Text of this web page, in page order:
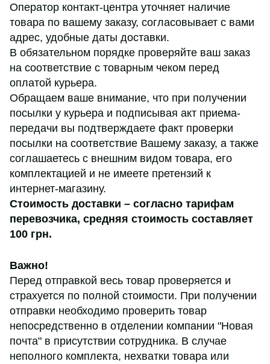
Оператор контакт-центра уточняет наличие
товара по вашему заказу, согласовывает с вами
адрес, удобные даты доставки.
В обязательном порядке проверяйте ваш заказ
на соответствие с товарным чеком перед
оплатой курьера.
Обращаем ваше внимание, что при получении
посылки у курьера и подписывая акт приема-
передачи вы подтверждаете факт проверки
посылки на соответствие Вашему заказу, а также
соглашаетесь с внешним видом товара, его
комплектацией и не имеете претензий к
интернет-магазину.
Стоимость доставки – согласно тарифам
перевозчика, средняя стоимость составляет
100 грн.
Важно!
Перед отправкой весь товар проверяется и
страхуется по полной стоимости. При получении
отправки необходимо проверить товар
непосредственно в отделении компании "Новая
почта" в присутствии сотрудника. В случае
неполного комплекта, нехватки товара или